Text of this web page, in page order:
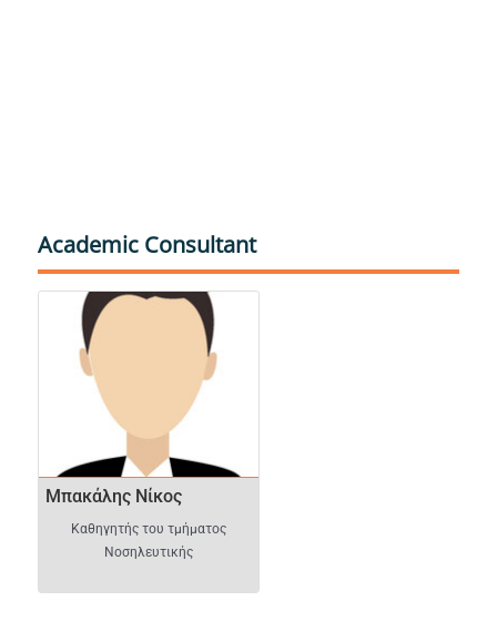
Academic Consultant
Μπακάλης Νίκος
Καθηγητής του τμήματος
Νοσηλευτικής